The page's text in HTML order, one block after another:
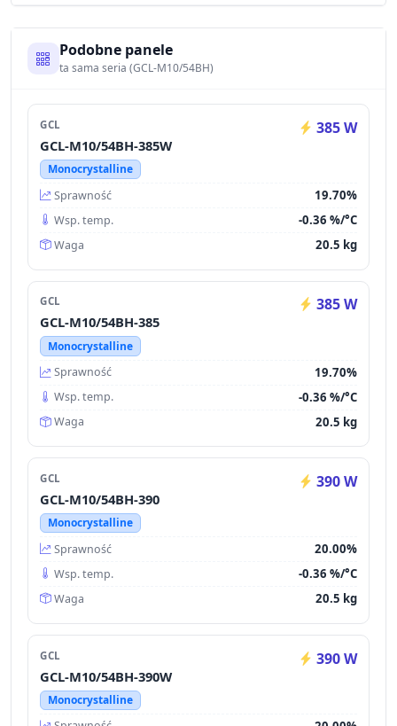
Podobne panele
ta sama seria (GCL-M10/54BH)
GCL 385 W
GCL-M10/54BH-385W
Monocrystalline
Sprawność
19.70%
Wsp. temp. -0.36 %/°C
Waga 20.5 kg
GCL 385 W
GCL-M10/54BH-385
Monocrystalline
Sprawność
19.70%
Wsp. temp. -0.36 %/°C
Waga 20.5 kg
GCL 390 W
GCL-M10/54BH-390
Monocrystalline
Sprawność
20.00%
Wsp. temp. -0.36 %/°C
Waga 20.5 kg
GCL 390 W
GCL-M10/54BH-390W
Monocrystalline